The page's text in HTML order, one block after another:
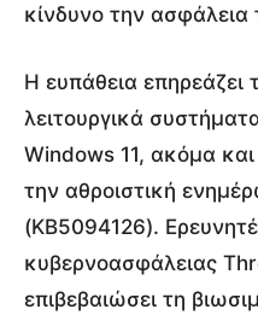
κίνδυνο την ασφάλεια
Η ευπάθεια
λειτουργικά
Windows 11, ακόμα
την αθροιστική
(KB5094126).
κυβερνοασφάλειας
επιβεβαιώσει τη